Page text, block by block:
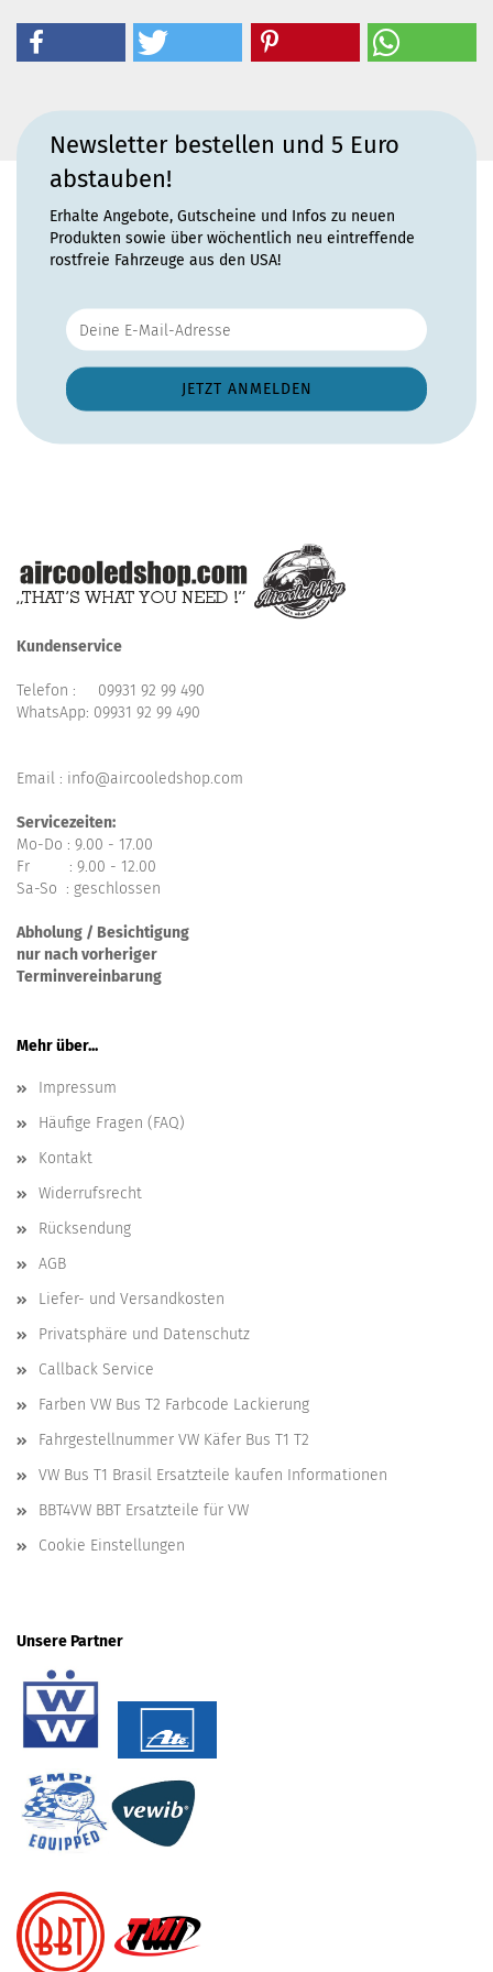
Newsletter bestellen und 5 Euro
abstauben!
Erhalte Angebote, Gutscheine und Infos zu neuen
Produkten sowie über wöchentlich neu eintreffende
rostfreie Fahrzeuge aus den USA!
Kundenservice
Telefon : 09931 92 99 490
WhatsApp: 09931 92 99 490
Email : info@aircooledshop.com
Servicezeiten:
Mo-Do : 9.00 - 17.00
Fr : 9.00 - 12.00
Sa-So : geschlossen
Abholung / Besichtigung
nur nach vorheriger
Terminvereinbarung
Mehr über...
Impressum
Häufige Fragen (FAQ)
Kontakt
Widerrufsrecht
Rücksendung
AGB
Liefer- und Versandkosten
Privatsphäre und Datenschutz
Callback Service
Farben VW Bus T2 Farbcode Lackierung
Fahrgestellnummer VW Käfer Bus T1 T2
VW Bus T1 Brasil Ersatzteile kaufen Informationen
BBT4VW BBT Ersatzteile für VW
Cookie Einstellungen
Unsere Partner